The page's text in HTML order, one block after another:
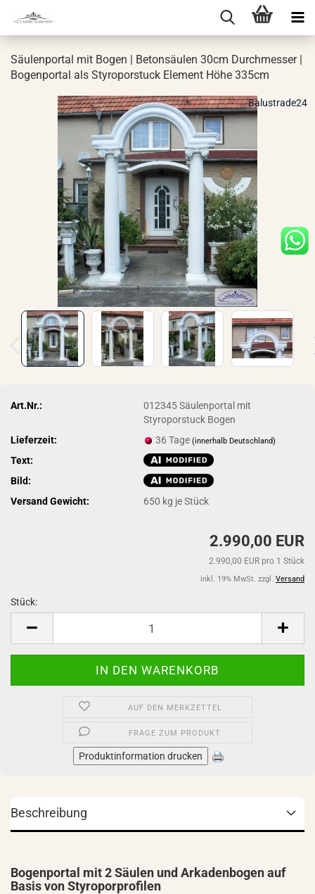
Säu­len­por­tal mit Bogen | Be­ton­säu­len 30cm Durch­mes­ser |
Bo­gen­por­tal als Sty­ro­por­stuck Ele­ment Höhe 335cm
Balustrade24
Art.Nr.:
012345 Säulenportal mit
Styroporstuck Bogen
Lieferzeit:
36 Tage(innerhalb Deutschland)
Text:
Bild:
Versand Gewicht:
650 kg je Stück
2.990,00 EUR
2.990,00 EUR pro 1 Stück
inkl. 19% MwSt. zzgl. Versand
Stück:
AUF DEN MERKZETTEL
FRAGE ZUM PRODUKT
Produktinformation drucken
Beschreibung
Bogenportal mit 2 Säulen und Arkadenbogen auf
Basis von Styroporprofilen